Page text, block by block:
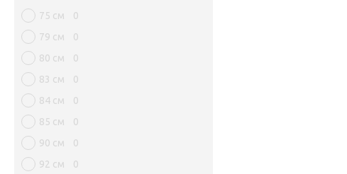
75 см
0
79 см
0
80 см
0
83 см
0
84 см
0
85 см
0
90 см
0
92 см
0